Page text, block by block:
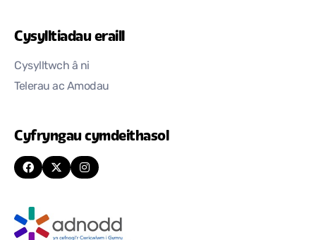
Cysylltiadau eraill
Cysylltwch â ni
Telerau ac Amodau
Cyfryngau cymdeithasol